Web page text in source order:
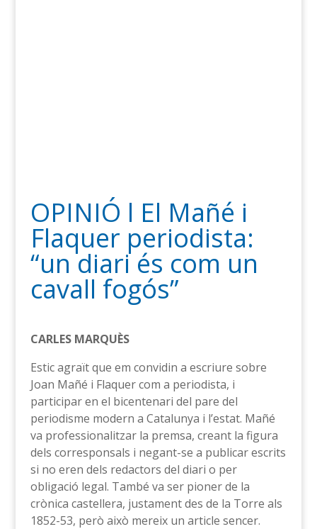
OPINIÓ l El Mañé i
Flaquer periodista:
“un diari és com un
cavall fogós”
CARLES MARQUÈS
Estic agraït que em convidin a escriure sobre
Joan Mañé i Flaquer com a periodista, i
participar en el bicentenari del pare del
periodisme modern a Catalunya i l’estat. Mañé
va professionalitzar la premsa, creant la figura
dels corresponsals i negant-se a publicar escrits
si no eren dels redactors del diari o per
obligació legal. També va ser pioner de la
crònica castellera, justament des de la Torre als
1852-53, però això mereix un article sencer.